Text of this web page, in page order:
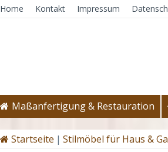
Home Kontakt Impressum
Maßanfertigung & Restauration
Startseite | Stilmöbel für Haus &